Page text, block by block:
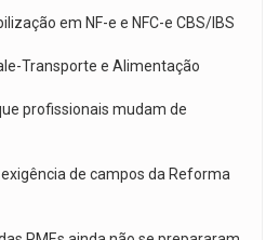
em NF-e e NFC-e CBS/IBS
Transporte e Alimentação
profissionais mudam de
de campos da Reforma